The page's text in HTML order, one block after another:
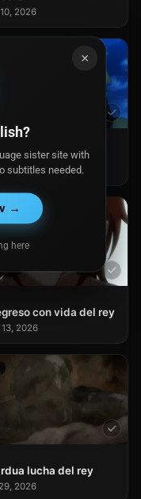
2026
al rey
2026
con vida del rey
13, 2026
lucha del rey
2026
×
sister site with
subtitles needed.
→
here